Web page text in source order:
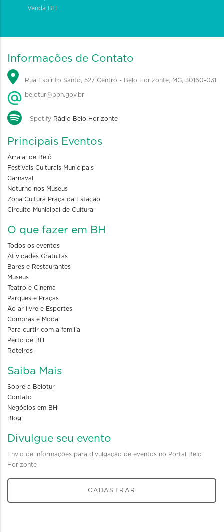
Venda BH
Informações de Contato
Rua Espírito Santo, 527 Centro - Belo Horizonte, MG, 30160-031
belotur@pbh.gov.br
Spotify Rádio Belo Horizonte
Principais Eventos
Arraial de Belô
Festivais Culturais Municipais
Carnaval
Noturno nos Museus
Zona Cultura Praça da Estação
Circuito Municipal de Cultura
O que fazer em BH
Todos os eventos
Atividades Gratuitas
Bares e Restaurantes
Museus
Teatro e Cinema
Parques e Praças
Ao ar livre e Esportes
Compras e Moda
Para curtir com a familia
Perto de BH
Roteiros
Saiba Mais
Sobre a Belotur
Contato
Negócios em BH
Blog
Divulgue seu evento
Envio de informações para divulgação de eventos no Portal Belo
Horizonte
CADASTRAR